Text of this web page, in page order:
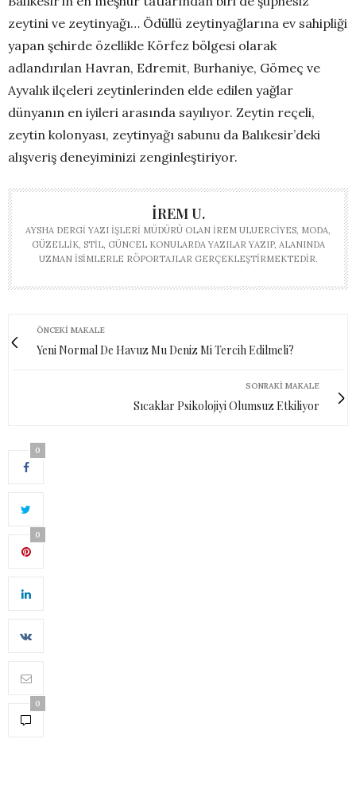
zeytini ve zeytinyağı… Ödüllü zeytinyağlarına ev sahipliği
yapan şehirde özellikle Körfez bölgesi olarak
adlandırılan Havran, Edremit, Burhaniye, Gömeç ve
Ayvalık ilçeleri zeytinlerinden elde edilen yağlar
dünyanın en iyileri arasında sayılıyor. Zeytin reçeli,
zeytin kolonyası, zeytinyağı sabunu da Balıkesir’deki
alışveriş deneyiminizi zenginleştiriyor.
İREM U.
AYSHA DERGI YAZI İŞLERI MÜDÜRÜ OLAN İREM ULUERCIYES, MODA,
GÜZELLIK, STIL, GÜNCEL KONULARDA YAZILAR YAZIP, ALANINDA
UZMAN ISIMLERLE RÖPORTAJLAR GERÇEKLEŞTIRMEKTEDIR.
ÖNCEKI MAKALE
Yeni Normal De Havuz Mu Deniz Mi Tercih Edilmeli?
SONRAKI MAKALE
Sıcaklar Psikolojiyi Olumsuz Etkiliyor
0
0
0